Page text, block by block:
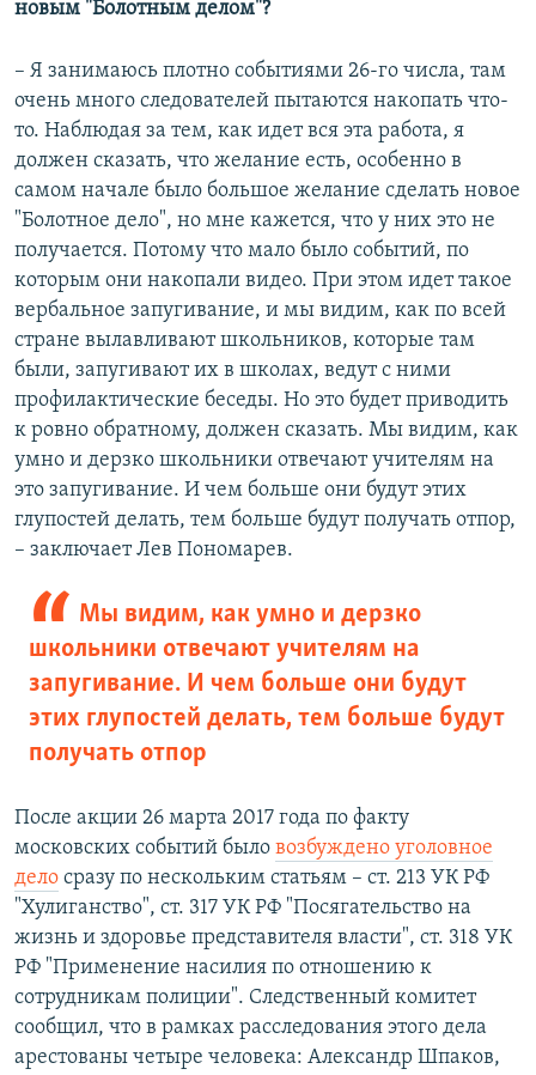
новым "Болотным делом"?
– Я занимаюсь плотно событиями 26-го числа, там
очень много следователей пытаются накопать что-
то. Наблюдая за тем, как идет вся эта работа, я
должен сказать, что желание есть, особенно в
самом начале было большое желание сделать новое
"Болотное дело", но мне кажется, что у них это не
получается. Потому что мало было событий, по
которым они накопали видео. При этом идет такое
вербальное запугивание, и мы видим, как по всей
стране вылавливают школьников, которые там
были, запугивают их в школах, ведут с ними
профилактические беседы. Но это будет приводить
к ровно обратному, должен сказать. Мы видим, как
умно и дерзко школьники отвечают учителям на
это запугивание. И чем больше они будут этих
глупостей делать, тем больше будут получать отпор,
– заключает Лев Пономарев.
Мы видим, как умно и дерзко
школьники отвечают учителям на
запугивание. И чем больше они будут
этих глупостей делать, тем больше будут
получать отпор
После акции 26 марта 2017 года по факту
московских событий было возбуждено уголовное
дело сразу по нескольким статьям – ст. 213 УК РФ
"Хулиганство", ст. 317 УК РФ "Посягательство на
жизнь и здоровье представителя власти", ст. 318 УК
РФ "Применение насилия по отношению к
сотрудникам полиции". Следственный комитет
сообщил, что в рамках расследования этого дела
арестованы четыре человека: Александр Шпаков,